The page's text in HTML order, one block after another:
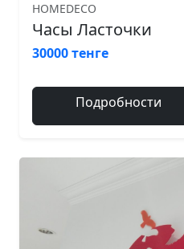
HOMEDECO
Часы Ласточки
30000 тенге
Подробности